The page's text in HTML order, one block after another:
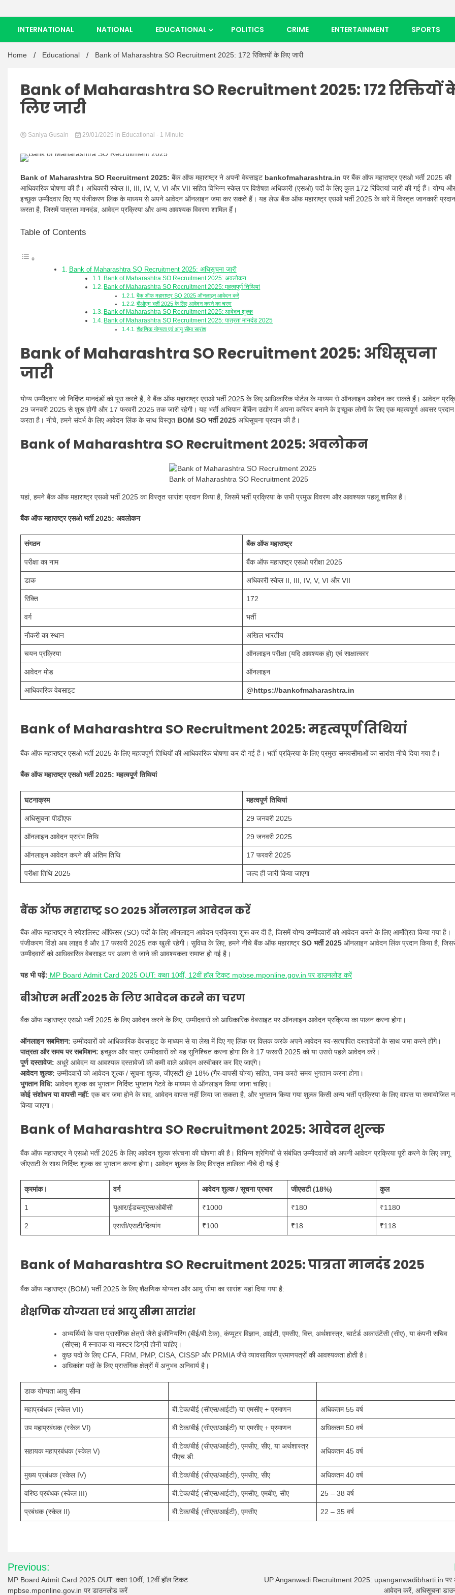
INTERNATIONAL NATIONAL EDUCATIONAL POLITICS CRIME ENTERTAINMENT SPORTS
Home Educational Bank of Maharashtra SO Recruitment 2025: 172 रिक्तियों के लिए जारी
Bank of Maharashtra SO Recruitment 2025: 172 रिक्तियों
लिए जारी
Saniya Gusain 29/01/2025 in Educational - 1 Minute
Bank of Maharashtra SO Recruitment 2025: बैंक ऑफ महाराष्ट्र ने अपनी वेबसाइट bankofmaharashtra.in पर बैंक ऑफ महाराष्ट्र एसओ भर्ती 2025 की
आधिकारिक घोषणा की है। अधिकारी स्केल II, III, IV, V, VI और VII सहित विभिन्न स्केल पर विशेषज्ञ अधिकारी (एसओ) पदों के लिए कुल 172 रिक्तियां जारी की गई हैं। योग्य और
इच्छुक उम्मीदवार दिए गए पंजीकरण लिंक के माध्यम से अपने आवेदन ऑनलाइन जमा कर सकते हैं। यह लेख बैंक ऑफ महाराष्ट्र एसओ भर्ती 2025 के बारे में विस्तृत जानकारी प्रदान
करता है, जिसमें पात्रता मानदंड, आवेदन प्रक्रिया और अन्य आवश्यक विवरण शामिल हैं।
Table of Contents
Bank of Maharashtra SO Recruitment 2025: अधिसूचना जारी
Bank of Maharashtra SO Recruitment 2025: अवलोकन
Bank of Maharashtra SO Recruitment 2025: महत्वपूर्ण तिथियां
बैंक ऑफ महाराष्ट्र SO 2025 ऑनलाइन आवेदन करें
बीओएम भर्ती 2025 के लिए आवेदन करने का चरण
Bank of Maharashtra SO Recruitment 2025: आवेदन शुल्क
Bank of Maharashtra SO Recruitment 2025: पात्रता मानदंड 2025
शैक्षणिक योग्यता एवं आयु सीमा सारांश
Bank of Maharashtra SO Recruitment 2025: अधिसूचना
जारी
योग्य उम्मीदवार जो निर्दिष्ट मानदंडों को पूरा करते हैं, वे बैंक ऑफ महाराष्ट्र एसओ भर्ती 2025 के लिए आधिकारिक पोर्टल के माध्यम से ऑनलाइन आवेदन कर सकते हैं। आवेदन
29 जनवरी 2025 से शुरू होगी और 17 फरवरी 2025 तक जारी रहेगी। यह भर्ती अभियान बैंकिंग उद्योग में अपना करियर बनाने के इच्छुक लोगों के लिए एक महत्वपूर्ण अवसर प्रदान
करता है। नीचे, हमने संदर्भ के लिए आवेदन लिंक के साथ विस्तृत BOM SO भर्ती 2025 अधिसूचना प्रदान की है।
Bank of Maharashtra SO Recruitment 2025: अवलोकन
Bank of Maharashtra SO Recruitment 2025
यहां, हमने बैंक ऑफ महाराष्ट्र एसओ भर्ती 2025 का विस्तृत सारांश प्रदान किया है, जिसमें भर्ती प्रक्रिया के सभी प्रमुख विवरण और आवश्यक पहलू शामिल हैं।
बैंक ऑफ महाराष्ट्र एसओ भर्ती 2025: अवलोकन
संगठन बैंक ऑफ महाराष्ट्र
परीक्षा का नाम बैंक ऑफ महाराष्ट्र एसओ परीक्षा 2025
डाक अधिकारी स्केल II, III, IV, V, VI और VII
रिक्ति 172
वर्ग भर्ती
नौकरी का स्थान अखिल भारतीय
चयन प्रक्रिया ऑनलाइन परीक्षा (यदि आवश्यक हो) एवं साक्षात्कार
आवेदन मोड ऑनलाइन
आधिकारिक वेबसाइट @https://bankofmaharashtra.in
Bank of Maharashtra SO Recruitment 2025:महत्वपूर्ण तिथियां
बैंक ऑफ महाराष्ट्र एसओ भर्ती 2025 के लिए महत्वपूर्ण तिथियों की आधिकारिक घोषणा कर दी गई है। भर्ती प्रक्रिया के लिए प्रमुख समयसीमाओं का सारांश नीचे दिया गया है।
बैंक ऑफ महाराष्ट्र एसओ भर्ती 2025: महत्वपूर्ण तिथियां
घटनाक्रम महत्वपूर्ण तिथियां
अधिसूचना पीडीएफ 29 जनवरी 2025
ऑनलाइन आवेदन प्रारंभ तिथि 29 जनवरी 2025
ऑनलाइन आवेदन करने की अंतिम तिथि 17 फरवरी 2025
परीक्षा तिथि 2025 जल्द ही जारी किया जाएगा
बैंक ऑफ महाराष्ट्र SO 2025 ऑनलाइन आवेदन करें
बैंक ऑफ महाराष्ट्र ने स्पेशलिस्ट ऑफिसर (SO) पदों के लिए ऑनलाइन आवेदन प्रक्रिया शुरू कर दी है, जिसमें योग्य उम्मीदवारों को आवेदन करने के लिए आमंत्रित किया गया है।
पंजीकरण विंडो अब लाइव है और 17 फरवरी 2025 तक खुली रहेगी। सुविधा के लिए, हमने नीचे बैंक ऑफ महाराष्ट्रSO भर्ती 2025 ऑनलाइन आवेदन लिंक प्रदान किया है,
उम्मीदवारों को आधिकारिक वेबसाइट पर अलग से जाने की आवश्यकता समाप्त हो गई है।
यह भी पढ़ें: MP Board Admit Card 2025 OUT: कक्षा 10वीं, 12वीं हॉल टिकट mpbse.mponline.gov.in पर डाउनलोड करें
बीओएम भर्ती 2025 के लिए आवेदन करने का चरण
बैंक ऑफ महाराष्ट्र एसओ भर्ती 2025 के लिए आवेदन करने के लिए, उम्मीदवारों को आधिकारिक वेबसाइट पर ऑनलाइन आवेदन प्रक्रिया का पालन करना होगा।
ऑनलाइन सबमिशन: उम्मीदवारों को आधिकारिक वेबसाइट के माध्यम से या लेख में दिए गए लिंक पर क्लिक करके अपने आवेदन स्व-सत्यापित दस्तावेजों के साथ जमा करने होंगे।
पात्रता और समय पर सबमिशन: इच्छुक और पात्र उम्मीदवारों को यह सुनिश्चित करना होगा कि वे 17 फरवरी 2025 को या उससे पहले आवेदन करें।
पूर्ण दस्तावेज: अधूरे आवेदन या आवश्यक दस्तावेजों की कमी वाले आवेदन अस्वीकार कर दिए जाएंगे।
आवेदन शुल्क: उम्मीदवारों को आवेदन शुल्क / सूचना शुल्क, जीएसटी @ 18% (गैर-वापसी योग्य) सहित, जमा करते समय भुगतान करना होगा।
भुगतान विधि: आवेदन शुल्क का भुगतान निर्दिष्ट भुगतान गेटवे के माध्यम से ऑनलाइन किया जाना चाहिए।
कोई संशोधन या वापसी नहीं: एक बार जमा होने के बाद, आवेदन वापस नहीं लिया जा सकता है, और भुगतान किया गया शुल्क किसी अन्य भर्ती प्रक्रिया के लिए वापस या समायोजित
किया जाएगा।
Bank of Maharashtra SO Recruitment 2025: आवेदन शुल्क
बैंक ऑफ महाराष्ट्र ने एसओ भर्ती 2025 के लिए आवेदन शुल्क संरचना की घोषणा की है। विभिन्न श्रेणियों से संबंधित उम्मीदवारों को अपनी आवेदन प्रक्रिया पूरी करने के लिए लागू
जीएसटी के साथ निर्दिष्ट शुल्क का भुगतान करना होगा। आवेदन शुल्क के लिए विस्तृत तालिका नीचे दी गई है:
क्रमांक। वर्ग आवेदन शुल्क / सूचना प्रभार जीएसटी (18%) कुल
1 यूआर/ईडब्ल्यूएस/ओबीसी ₹1000 ₹180 ₹1180
2 एससी/एसटी/दिव्यांग ₹100 ₹18 ₹118
Bank of Maharashtra SO Recruitment 2025:पात्रता मानदंड 2025
बैंक ऑफ महाराष्ट्र (BOM) भर्ती 2025 के लिए शैक्षणिक योग्यता और आयु सीमा का सारांश यहां दिया गया है:
शैक्षणिक योग्यता एवं आयु सीमा सारांश
अभ्यर्थियों के पास प्रासंगिक क्षेत्रों जैसे इंजीनियरिंग (बीई/बी.टेक), कंप्यूटर विज्ञान, आईटी, एमसीए, वित्त, अर्थशास्त्र, चार्टर्ड अकाउंटेंसी (सीए), या कंपनी सचिव
(सीएस) में स्नातक या मास्टर डिग्री होनी चाहिए।
कुछ पदों के लिए CFA, FRM, PMP, CISA, CISSP और PRMIA जैसे व्यावसायिक प्रमाणपत्रों की आवश्यकता होती है।
अधिकांश पदों के लिए प्रासंगिक क्षेत्रों में अनुभव अनिवार्य है।
डाक योग्यता आयु सीमा
महाप्रबंधक (स्केल VII) बी.टेक/बीई (सीएस/आईटी) या एमसीए + प्रमाणन अधिकतम 55 वर्ष
उप महाप्रबंधक (स्केल VI) बी.टेक/बीई (सीएस/आईटी) या एमसीए + प्रमाणन अधिकतम 50 वर्ष
सहायक महाप्रबंधक (स्केल V)
बी.टेक/बीई (सीएस/आईटी), एमसीए, सीए, या अर्थशास्त्र
पीएच.डी.
अधिकतम 45 वर्ष
मुख्य प्रबंधक (स्केल IV) बी.टेक/बीई (सीएस/आईटी), एमसीए, सीए अधिकतम 40 वर्ष
वरिष्ठ प्रबंधक (स्केल III) बी.टेक/बीई (सीएस/आईटी), एमसीए, एमबीए, सीए 25 – 38 वर्ष
प्रबंधक (स्केल II) बी.टेक/बीई (सीएस/आईटी), एमसीए 22 – 35 वर्ष
Post
navigation
Previous:
MP Board Admit Card 2025 OUT: कक्षा 10वीं, 12वीं हॉल टिकट
mpbse.mponline.gov.in पर डाउनलोड करें
UP Anganwadi Recruitment 2025: upanganwadibharti.in पर
आवेदन करें, अधिसूचना